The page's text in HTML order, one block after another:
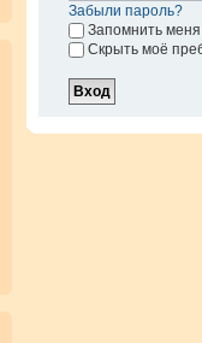
Забыли пароль?
Запомнить меня
Скрыть моё